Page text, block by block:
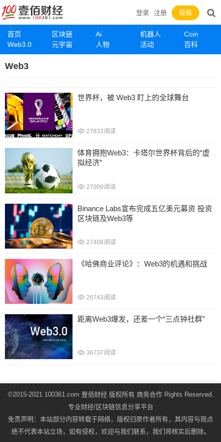
首页 区块链 Ai 机器人
Coin
Web3.0
元宇宙 人物 活动 百科
登录 注册 投稿
Web3
世界杯，被 Web3 盯上的全球舞台
27833 阅读
体育拥抱Web3：卡塔尔世界杯背后的“虚
拟经济”
27009 阅读
Binance Labs宣布完成五亿美元募资 投资
区块链及Web3等
27408 阅读
《哈佛商业评论》：Web3的机遇和挑战
26743 阅读
距离Web3爆发，还差一个“三点钟社群”
36737 阅读
©2015-2021 100361.com 壹佰财经 版权所有 商务合作Rights Reserved.
专业财经/区块链信息分享平台
免责声明：本站部分内容转载于网络，版权归原作者所有，其内容与观点
绝不代表本站立场，如有侵权，欢迎与我们联系，我们将核实后删除。